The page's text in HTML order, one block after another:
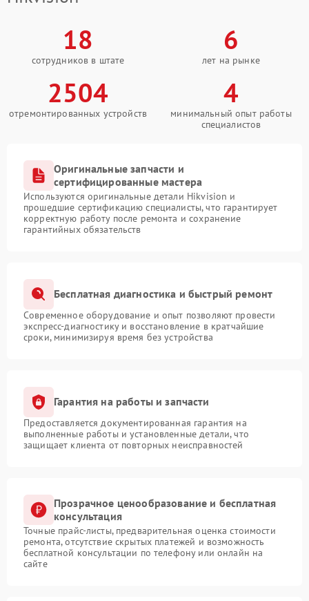
18
сотрудников в штате
6
лет на рынке
2504
отремонтированных устройств
4
минимальный опыт работы
специалистов
Оригинальные запчасти и
сертифицированные мастера
Используются оригинальные детали Hikvision и
прошедшие сертификацию специалисты, что гарантирует
корректную работу после ремонта и сохранение
гарантийных обязательств
Бесплатная диагностика и быстрый ремонт
Современное оборудование и опыт позволяют провести
экспресс-диагностику и восстановление в кратчайшие
сроки, минимизируя время без устройства
Гарантия на работы и запчасти
Предоставляется документированная гарантия на
выполненные работы и установленные детали, что
защищает клиента от повторных неисправностей
Прозрачное ценообразование и бесплатная
консультация
Точные прайс-листы, предварительная оценка стоимости
ремонта, отсутствие скрытых платежей и возможность
бесплатной консультации по телефону или онлайн на
сайте